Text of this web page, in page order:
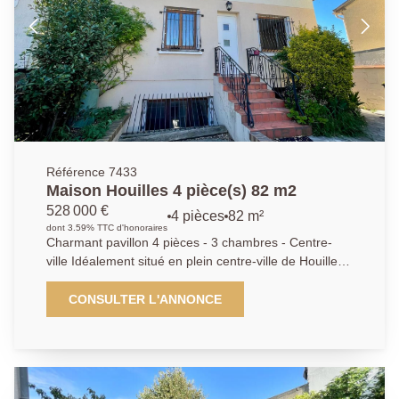
Référence 7433
Maison Houilles 4 pièce(s) 82 m2
528 000 €
dont 3.59% TTC d'honoraires
4 pièces 82 m²
Charmant pavillon 4 pièces - 3 chambres - Centre-
ville Idéalement situé en plein centre-ville de Houilles,
à seulement 15 minutes à pied de la gare, venez
découvrir ce pavillon des années 1920 d'environ 82
m2 habitables, édifié sur une parcelle d'environ 164
lumineuse, avec sa cuisine américaine aménagée et
équipée ouverte sur le séjour. Le chauffage est
CONSULTER L'ANNONCE